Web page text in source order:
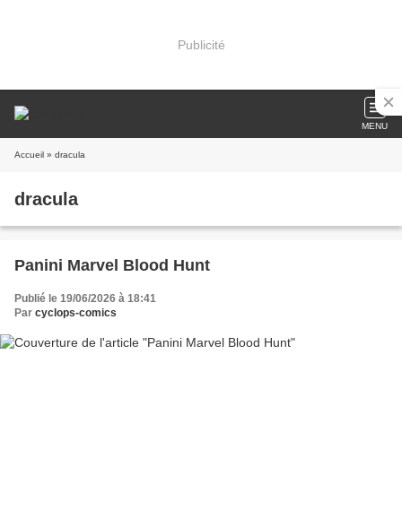
Publicité
MENU
Accueil » dracula
dracula
Panini Marvel Blood Hunt
Publié le 19/06/2026 à 18:41
Par cyclops-comics